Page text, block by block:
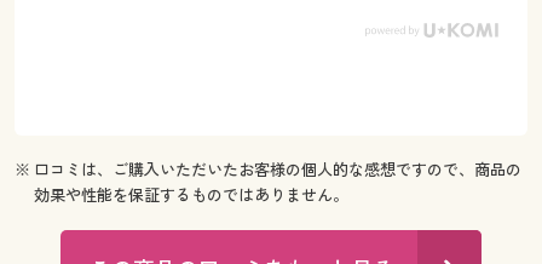
※ 口コミは、ご購入いただいたお客様の個人的な感想ですので、商品の
効果や性能を保証するものではありません。